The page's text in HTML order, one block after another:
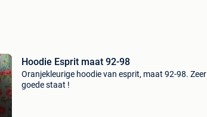
Hoodie Esprit maat 92-98
Oranjekleurige hoodie van esprit, maat 92-98. Zeer
goede staat !